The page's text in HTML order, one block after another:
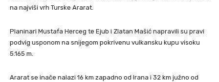
na najviši vrh Turske Ararat.
Planinari Mustafa Herceg te Ejub i Zlatan Mašić napravili su pravi
podvig usponom na snijegom pokrivenu vulkansku kupu visoku
5.165 m.
Ararat se inače nalazi 16 km zapadno od Irana i 32 km južno od